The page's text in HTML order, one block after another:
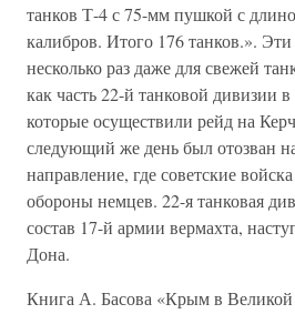
танков Т-4 с 75-мм пушкой с
калибров. Итого 176 танков.».
несколько раз даже для свежей
как часть 22-й танковой дивизии
которые осуществили рейд на
следующий же день был отозван
направление, где советские
обороны немцев. 22-я танковая
состав 17-й армии вермахта,
Дона.
Книга А. Басова «Крым в Великой